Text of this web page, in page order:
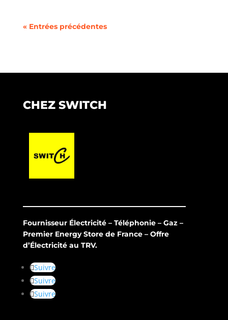
« Entrées précédentes
CHEZ SWITCH
Fournisseur Électricité – Téléphonie – Gaz –
Premier Energy Store de France – Offre
d’Électricité au TRV.
Suivre
Suivre
Suivre